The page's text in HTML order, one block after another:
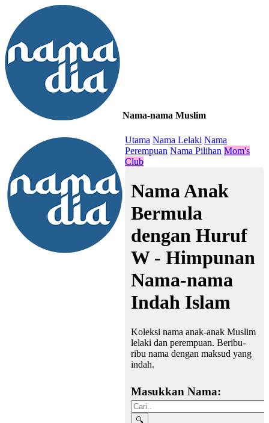
Nama-nama Muslim
Utama Nama Lelaki Nama
Perempuan Nama Pilihan Mom's
Club
Nama Anak
Bermula
dengan Huruf
W - Himpunan
Nama-nama
Indah Islam
Koleksi nama anak-anak Muslim
lelaki dan perempuan. Beribu-
ribu nama dengan maksud yang
indah.
Masukkan Nama: